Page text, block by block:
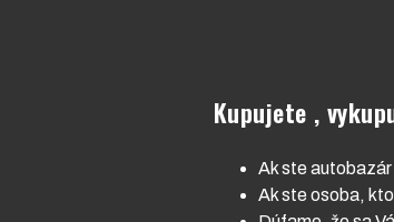
Kupujete ,
Ak ste
Ak ste osoba,